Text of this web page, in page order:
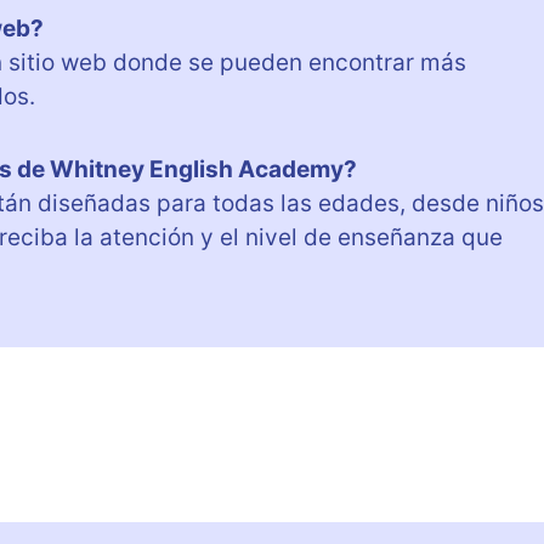
web donde se pueden encontrar más
de Whitney English Academy?
diseñadas para todas las edades, desde niños
la atención y el nivel de enseñanza que